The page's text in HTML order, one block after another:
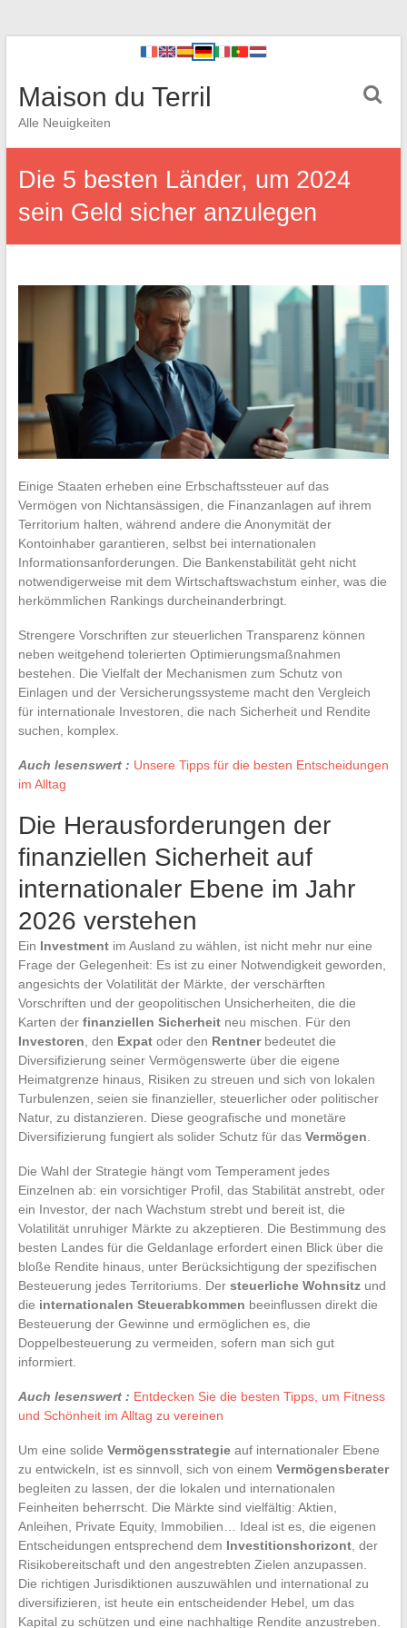
Maison du Terril
Alle Neuigkeiten
Die 5 besten Länder, um 2024
sein Geld sicher anzulegen
Einige Staaten erheben eine Erbschaftssteuer auf das
Vermögen von Nichtansässigen, die Finanzanlagen auf ihrem
Territorium halten, während andere die Anonymität der
Kontoinhaber garantieren, selbst bei internationalen
Informationsanforderungen. Die Bankenstabilität geht nicht
notwendigerweise mit dem Wirtschaftswachstum einher, was die
herkömmlichen Rankings durcheinanderbringt.
Strengere Vorschriften zur steuerlichen Transparenz können
neben weitgehend tolerierten Optimierungsmaßnahmen
bestehen. Die Vielfalt der Mechanismen zum Schutz von
Einlagen und der Versicherungssysteme macht den Vergleich
für internationale Investoren, die nach Sicherheit und Rendite
suchen, komplex.
Auch lesenswert : Unsere Tipps für die besten Entscheidungen
im Alltag
Die Herausforderungen der
finanziellen Sicherheit auf
internationaler Ebene im Jahr
2026 verstehen
Ein Investmentim Ausland zu wählen, ist nicht mehr nur eine
Frage der Gelegenheit: Es ist zu einer Notwendigkeit geworden,
angesichts der Volatilität der Märkte, der verschärften
Vorschriften und der geopolitischen Unsicherheiten, die die
Karten der finanziellen Sicherheitneu mischen. Für den
Investoren , den Expatoder den Rentnerbedeutet die
Diversifizierung seiner Vermögenswerte über die eigene
Heimatgrenze hinaus, Risiken zu streuen und sich von lokalen
Turbulenzen, seien sie finanzieller, steuerlicher oder politischer
Natur, zu distanzieren. Diese geografische und monetäre
Diversifizierung fungiert als solider Schutz für das Vermögen
Die Wahl der Strategie hängt vom Temperament jedes
Einzelnen ab: ein vorsichtiger Profil, das Stabilität anstrebt, oder
ein Investor, der nach Wachstum strebt und bereit ist, die
Volatilität unruhiger Märkte zu akzeptieren. Die Bestimmung des
besten Landes für die Geldanlage erfordert einen Blick über die
bloße Rendite hinaus, unter Berücksichtigung der spezifischen
Besteuerung jedes Territoriums. Der steuerliche Wohnsitzund
die internationalen Steuerabkommen beeinflussen direkt die
Besteuerung der Gewinne und ermöglichen es, die
Doppelbesteuerung zu vermeiden, sofern man sich gut
informiert.
Auch lesenswert : Entdecken Sie die besten Tipps, um Fitness
und Schönheit im Alltag zu vereinen
Um eine solide Vermögensstrategieauf internationaler Ebene
zu entwickeln, ist es sinnvoll, sich von einem Vermögensberater
begleiten zu lassen, der die lokalen und internationalen
Feinheiten beherrscht. Die Märkte sind vielfältig: Aktien,
Anleihen, Private Equity, Immobilien… Ideal ist es, die eigenen
Entscheidungen entsprechend dem Investitionshorizont, der
Risikobereitschaft und den angestrebten Zielen anzupassen.
Die richtigen Jurisdiktionen auszuwählen und international zu
diversifizieren, ist heute ein entscheidender Hebel, um das
Kapital zu schützen und eine nachhaltige Rendite anzustreben.